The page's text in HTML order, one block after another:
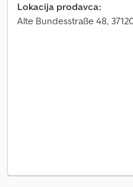
Lokacija prodavca:
Alte Bundesstraße 48,